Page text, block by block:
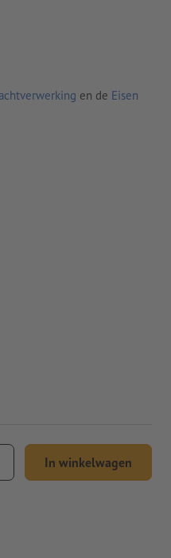
en de Eisen
In winkelwagen